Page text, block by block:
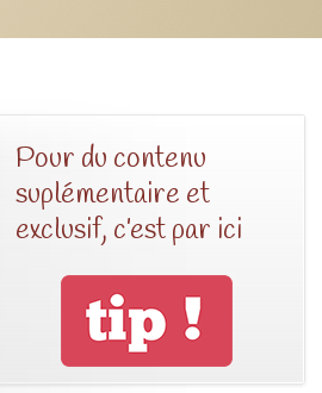
Pour du contenu
suplémentaire et
exclusif, c’est par ici